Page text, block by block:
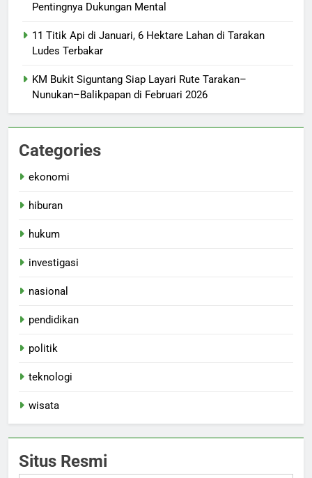
Pentingnya Dukungan Mental
11 Titik Api di Januari, 6 Hektare Lahan di Tarakan
Ludes Terbakar
KM Bukit Siguntang Siap Layari Rute Tarakan–
Nunukan–Balikpapan di Februari 2026
Categories
ekonomi
hiburan
hukum
investigasi
nasional
pendidikan
politik
teknologi
wisata
Situs Resmi